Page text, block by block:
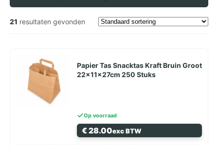
21 resultaten gevonden
Papier Tas Snacktas Kraft Bruin Groot
22x11x27cm 250 Stuks
Op voorraad
€28.00exc BTW